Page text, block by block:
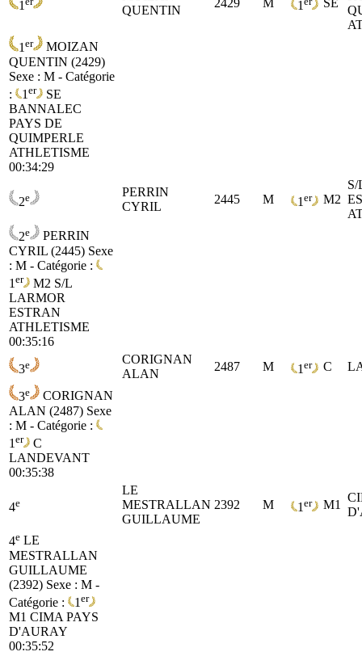
1
QUENTIN
2429 M 1 SE
1 er
MOIZAN
QUENTIN (2429)
Sexe : M - Catégorie
:
1 er
SE
BANNALEC
PAYS DE
QUIMPERLE
ATHLETISME
00:34:29
2e
PERRIN
CYRIL
2445 M 1 er M2
2e
PERRIN
CYRIL (2445) Sexe
: M - Catégorie :
1 er M2 S/L
LARMOR
ESTRAN
ATHLETISME
00:35:16
3e
CORIGNAN
ALAN
2487 M 1 er C
3e
CORIGNAN
ALAN (2487) Sexe
: M - Catégorie :
1 er
C
LANDEVANT
00:35:38
4e
LE
MESTRALLAN
GUILLAUME
2392 M 1 er M1
4e LE
MESTRALLAN
GUILLAUME
(2392) Sexe : M -
Catégorie :
1 er
M1 CIMA PAYS
D'AURAY
00:35:52